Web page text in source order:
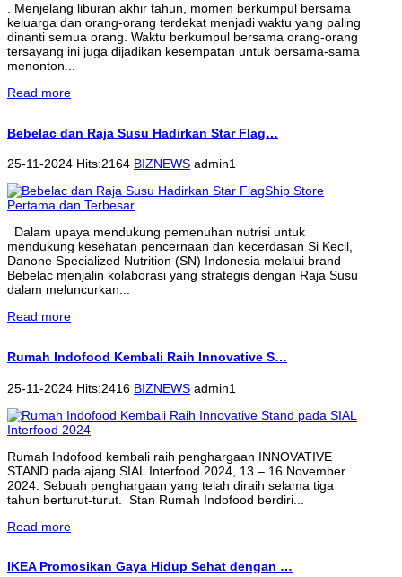
. Menjelang liburan akhir tahun, momen berkumpul bersama
keluarga dan orang-orang terdekat menjadi waktu yang paling
dinanti semua orang. Waktu berkumpul bersama orang-orang
tersayang ini juga dijadikan kesempatan untuk bersama-sama
menonton...
Read more
Bebelac dan Raja Susu Hadirkan Star Flag…
25-11-2024 Hits:2164 BIZNEWS admin1
Dalam upaya mendukung pemenuhan nutrisi untuk
mendukung kesehatan pencernaan dan kecerdasan Si Kecil,
Danone Specialized Nutrition (SN) Indonesia melalui brand
Bebelac menjalin kolaborasi yang strategis dengan Raja Susu
dalam meluncurkan...
Read more
Rumah Indofood Kembali Raih Innovative S…
25-11-2024 Hits:2416 BIZNEWS admin1
Rumah Indofood kembali raih penghargaan INNOVATIVE
STAND pada ajang SIAL Interfood 2024, 13 – 16 November
2024. Sebuah penghargaan yang telah diraih selama tiga
tahun berturut-turut. Stan Rumah Indofood berdiri...
Read more
IKEA Promosikan Gaya Hidup Sehat dengan …